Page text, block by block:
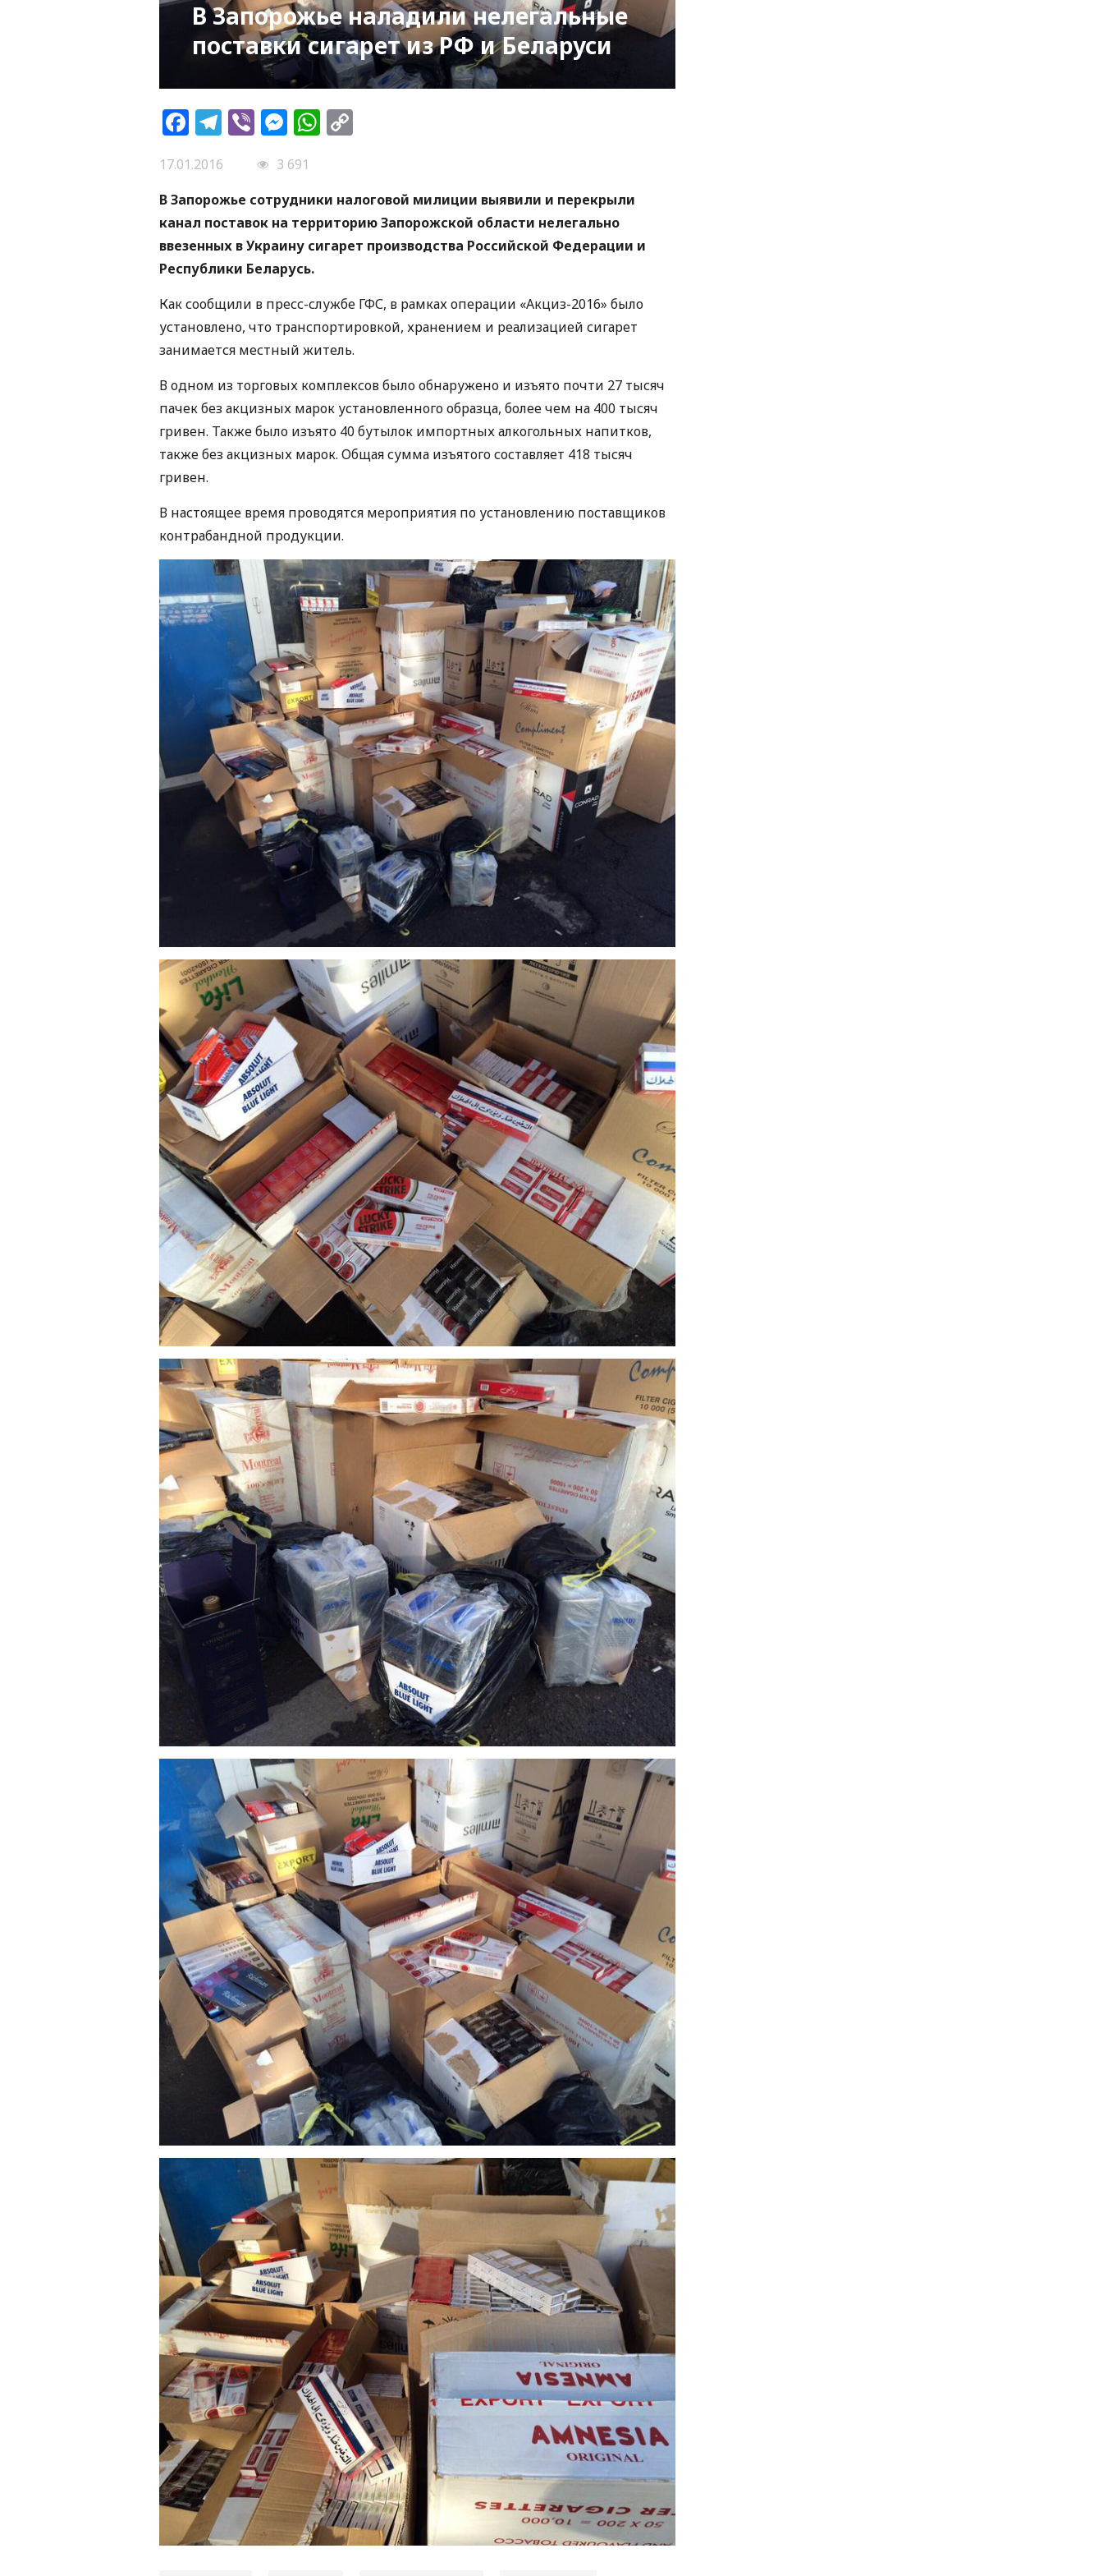
В Запорожье наладили нелегальные
поставки сигарет из РФ и Беларуси
Facebook
Telegram
ViberMessenger
WhatsApp
17.01.2016
3 691
В Запорожье сотрудники налоговой милиции выявили и перекрыли
канал поставок на территорию Запорожской области нелегально
ввезенных в Украину сигарет производства Российской Федерации и
Республики Беларусь.
Как сообщили в пресс-службе ГФС, в рамках операции «Акциз-2016» было
установлено, что транспортировкой, хранением и реализацией сигарет
занимается местный житель.
В одном из торговых комплексов было обнаружено и изъято почти 27 тысяч
пачек без акцизных марок установленного образца, более чем на 400 тысяч
гривен. Также было изъято 40 бутылок импортных алкогольных напитков,
также без акцизных марок. Общая сумма изъятого составляет 418 тысяч
гривен.
В настоящее время проводятся мероприятия по установлению поставщиков
контрабандной продукции.